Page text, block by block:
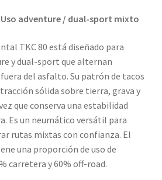
Uso adventure / dual-sport mixto
TKC 80 está diseñado para
y dual-sport que alternan
del asfalto. Su patrón de tacos
sólida sobre tierra, grava y
que conserva una estabilidad
Es un neumático versátil para
rutas mixtas con confianza. El
una proporción de uso de
carretera y 60% off-road.